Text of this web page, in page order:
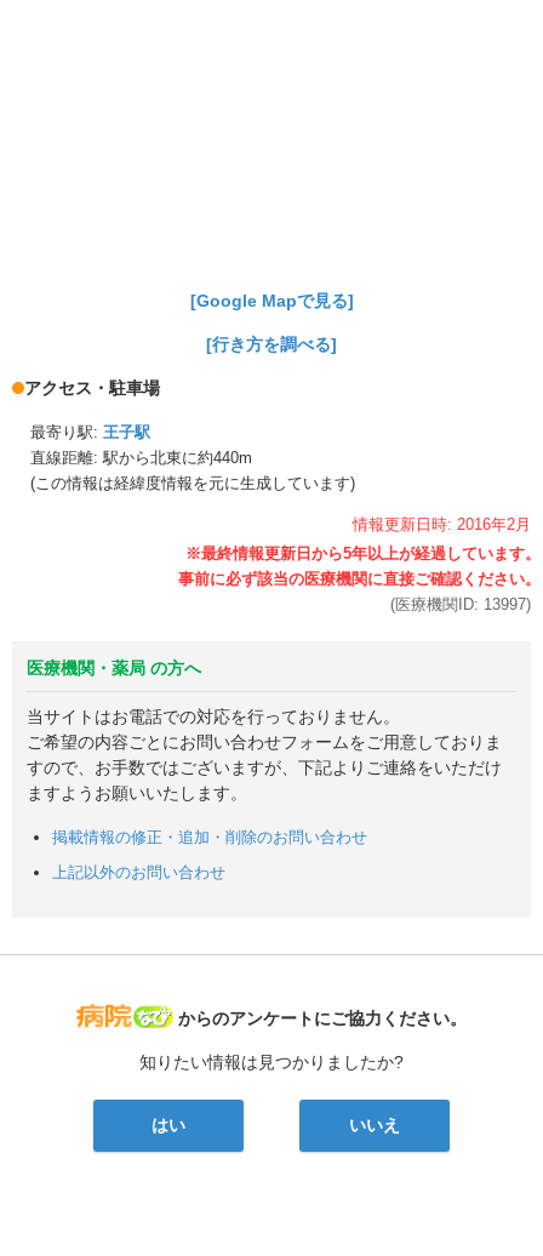
[Google Mapで見る]
[行き方を調べる]
アクセス・駐車場
最寄り駅: 王子駅
直線距離: 駅から北東に約440m
(この情報は経緯度情報を元に生成しています)
情報更新日時: 2016年2月
(医療機関ID: 13997)
医療機関・薬局 の方へ
当サイトはお電話での対応を行っておりません。
ご希望の内容ごとにお問い合わせフォームをご用意しておりま
すので、お手数ではございますが、下記よりご連絡をいただけ
ますようお願いいたします。
掲載情報の修正・追加・削除のお問い合わせ
上記以外のお問い合わせ
病院なび
からのアンケートにご協力ください。
知りたい情報は見つかりましたか?
はい いいえ